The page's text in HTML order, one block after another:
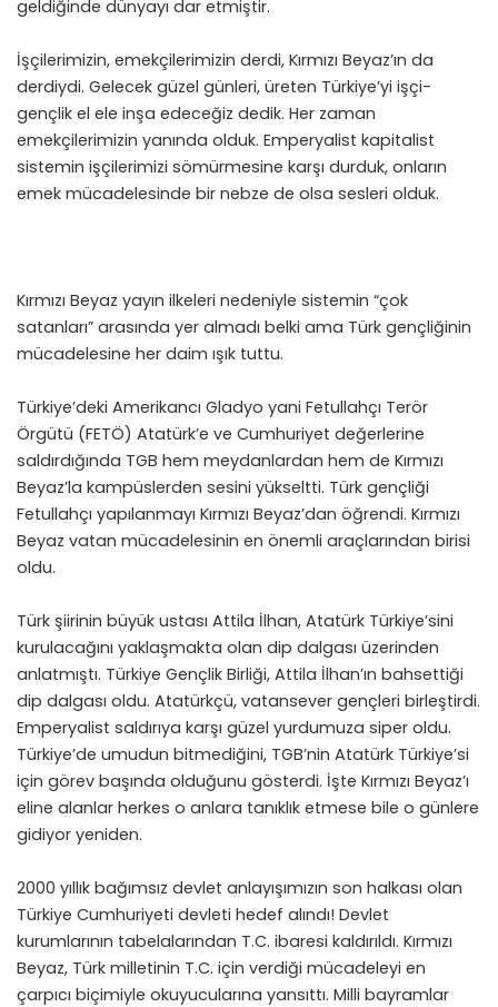
geldiğinde dünyayı dar etmiştir.
İşçilerimizin, emekçilerimizin derdi, Kırmızı Beyaz’ın da
derdiydi. Gelecek güzel günleri, üreten Türkiye’yi işçi-
gençlik el ele inşa edeceğiz dedik. Her zaman
emekçilerimizin yanında olduk. Emperyalist kapitalist
sistemin işçilerimizi sömürmesine karşı durduk, onların
emek mücadelesinde bir nebze de olsa sesleri olduk.
Kırmızı Beyaz yayın ilkeleri nedeniyle sistemin “çok
satanları” arasında yer almadı belki ama Türk gençliğinin
mücadelesine her daim ışık tuttu.
Türkiye’deki Amerikancı Gladyo yani Fetullahçı Terör
Örgütü (FETÖ) Atatürk’e ve Cumhuriyet değerlerine
saldırdığında TGB hem meydanlardan hem de Kırmızı
Beyaz’la kampüslerden sesini yükseltti. Türk gençliği
Fetullahçı yapılanmayı Kırmızı Beyaz’dan öğrendi. Kırmızı
Beyaz vatan mücadelesinin en önemli araçlarından birisi
oldu.
Türk şiirinin büyük ustası Attila İlhan, Atatürk Türkiye’sini
kurulacağını yaklaşmakta olan dip dalgası üzerinden
anlatmıştı. Türkiye Gençlik Birliği, Attila İlhan’ın bahsettiği
dip dalgası oldu. Atatürkçü, vatansever gençleri birleştirdi.
Emperyalist saldırıya karşı güzel yurdumuza siper oldu.
Türkiye’de umudun bitmediğini, TGB’nin Atatürk Türkiye’si
için görev başında olduğunu gösterdi. İşte Kırmızı Beyaz’ı
eline alanlar herkes o anlara tanıklık etmese bile o günlere
gidiyor yeniden.
2000 yıllık bağımsız devlet anlayışımızın son halkası olan
Türkiye Cumhuriyeti devleti hedef alındı! Devlet
kurumlarının tabelalarından T.C. ibaresi kaldırıldı. Kırmızı
Beyaz, Türk milletinin T.C. için verdiği mücadeleyi en
çarpıcı biçimiyle okuyucularına yansıttı. Milli bayramlar